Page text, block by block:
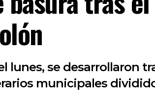
lunes, se desarrollaron
municipales